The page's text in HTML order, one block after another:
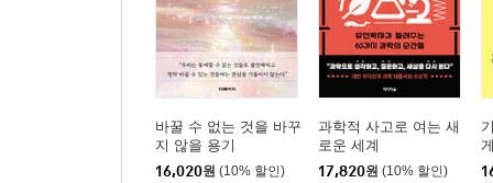
바꿀 수 없는 것을 바꾸
지 않을 용기
16,020원 (10% 할인)
과학적 사고로 여는 새
로운 세계
17,820원 (10% 할인)